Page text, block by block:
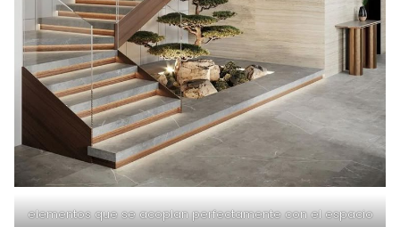
elementos que se acoplan perfectamente con el espacio